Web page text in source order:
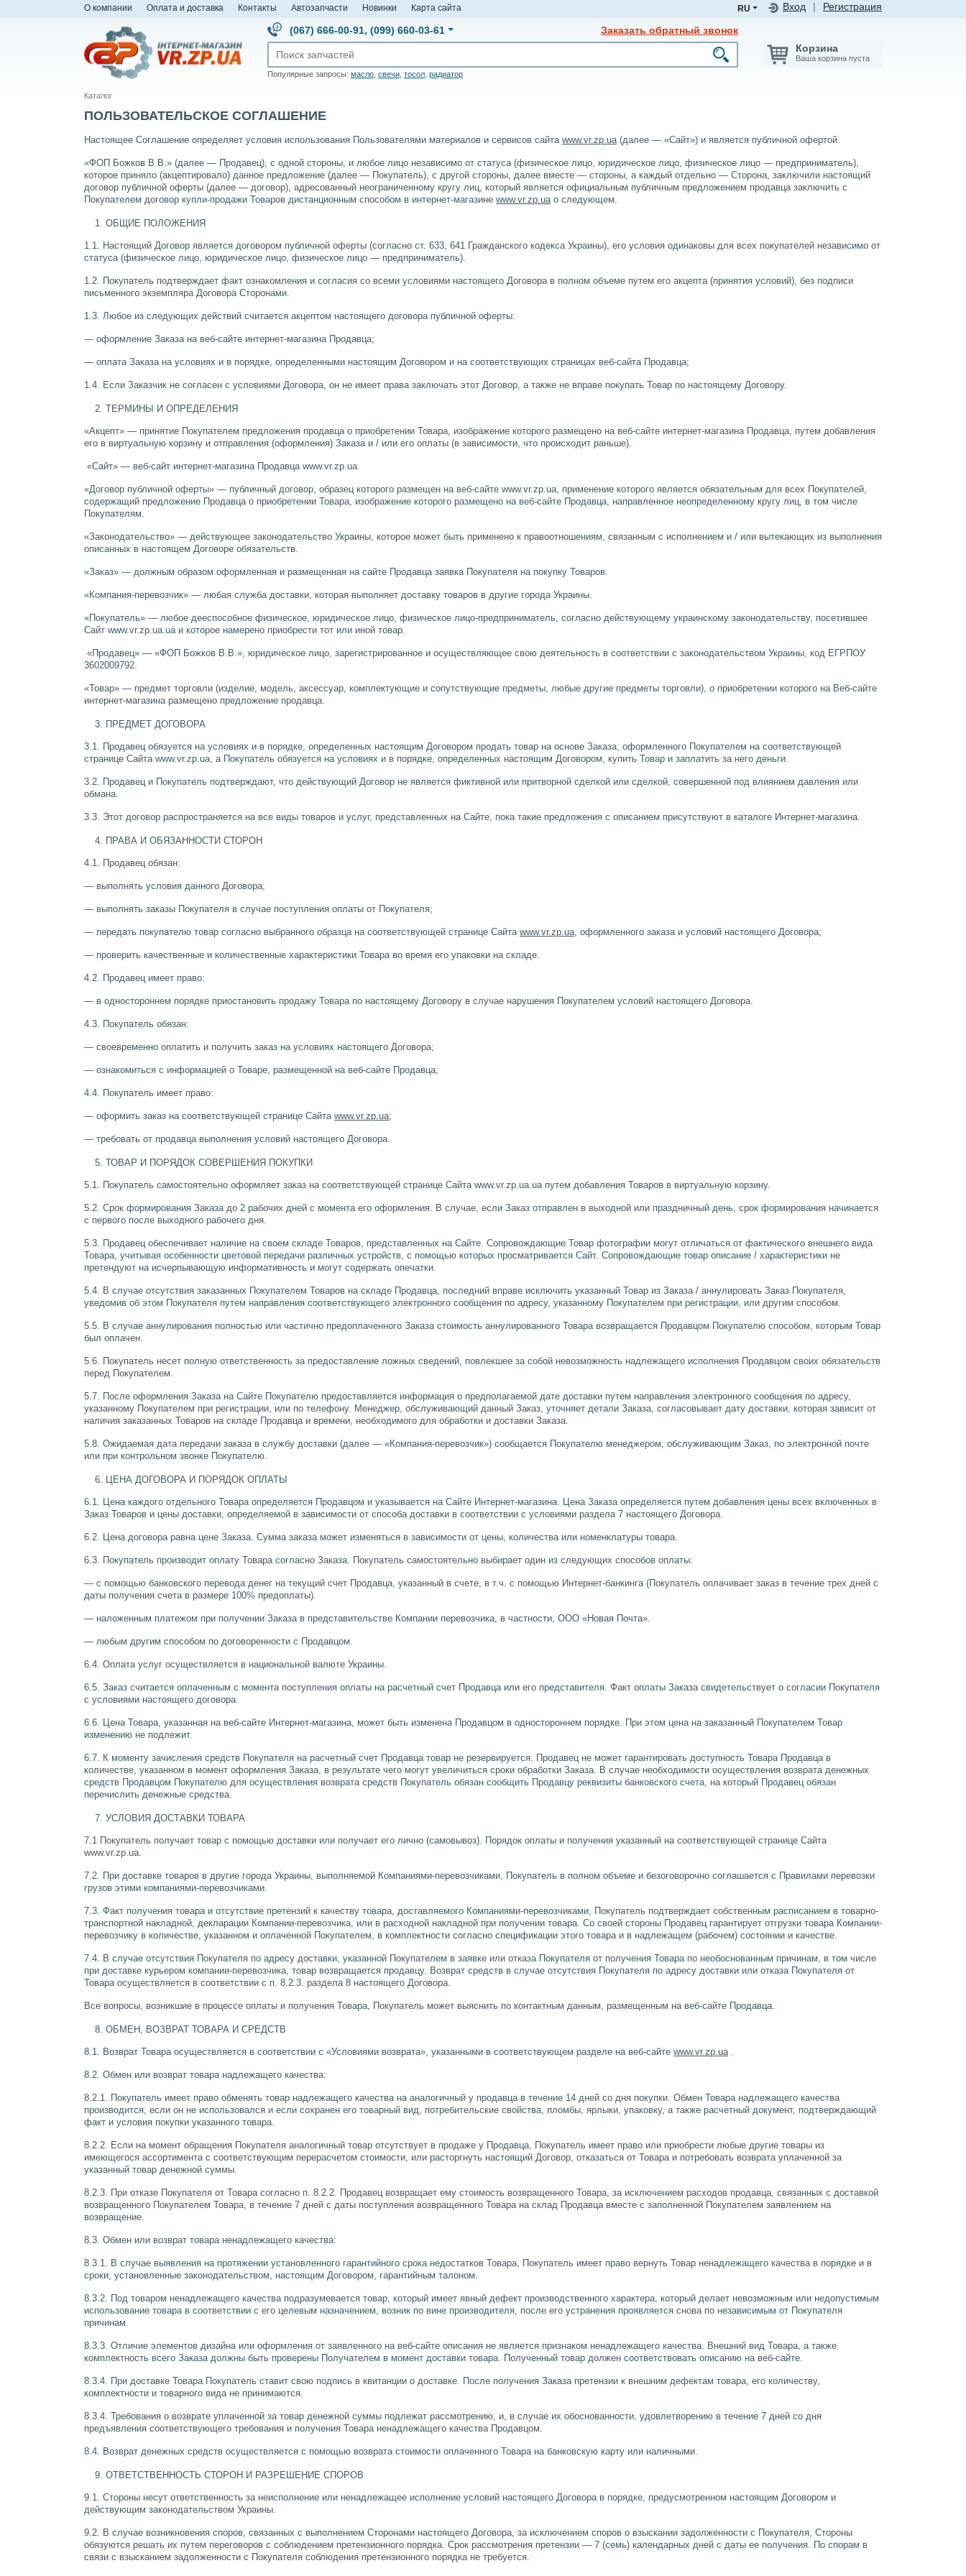
О компании Оплата и доставка Контакты Автозапчасти Новинки Карта сайта Вход Регистрация
RU
(067) 666-00-91, (099) 660-03-61 Заказать обратный звонок
Популярные запросы: масло свечи тосол радиатор
Корзина
Ваша корзина пуста
Каталог
ПОЛЬЗОВАТЕЛЬСКОЕ СОГЛАШЕНИЕ
Настоящее Соглашение определяет условия использования Пользователями материалов и сервисов сайта www.vr.zp.ua(далее — «Сайт») и является публичной офертой.
«ФОП Божков В.В.» (далее — Продавец), с одной стороны, и любое лицо независимо от статуса (физическое лицо, юридическое лицо, физическое лицо — предприниматель),
которое приняло (акцептировало) данное предложение (далее — Покупатель), с другой стороны, далее вместе — стороны, а каждый отдельно — Сторона, заключили настоящий
договор публичной оферты (далее — договор), адресованный неограниченному кругу лиц, который является официальным публичным предложением продавца заключить с
Покупателем договор купли-продажи Товаров дистанционным способом в интернет-магазине www.vr.zp.uaо следующем.
ОБЩИЕ ПОЛОЖЕНИЯ
1.1. Настоящий Договор является договором публичной оферты (согласно ст. 633, 641 Гражданского кодекса Украины), его условия одинаковы для всех покупателей независимо от
статуса (физическое лицо, юридическое лицо, физическое лицо — предприниматель).
1.2. Покупатель подтверждает факт ознакомления и согласия со всеми условиями настоящего Договора в полном объеме путем его акцепта (принятия условий), без подписи
письменного экземпляра Договора Сторонами.
1.3. Любое из следующих действий считается акцептом настоящего договора публичной оферты:
— оформление Заказа на веб-сайте интернет-магазина Продавца;
— оплата Заказа на условиях и в порядке, определенными настоящим Договором и на соответствующих страницах веб-сайта Продавца;
1.4. Если Заказчик не согласен с условиями Договора, он не имеет права заключать этот Договор, а также не вправе покупать Товар по настоящему Договору.
ТЕРМИНЫ И ОПРЕДЕЛЕНИЯ
«Акцепт» — принятие Покупателем предложения продавца о приобретении Товара, изображение которого размещено на веб-сайте интернет-магазина Продавца, путем добавления
его в виртуальную корзину и отправления (оформления) Заказа и / или его оплаты (в зависимости, что происходит раньше).
«Сайт» — веб-сайт интернет-магазина Продавца www.vr.zp.ua.
«Договор публичной оферты» — публичный договор, образец которого размещен на веб-сайте www.vr.zp.ua, применение которого является обязательным для всех Покупателей,
содержащий предложение Продавца о приобретении Товара, изображение которого размещено на веб-сайте Продавца, направленное неопределенному кругу лиц, в том числе
Покупателям.
«Законодательство» — действующее законодательство Украины, которое может быть применено к правоотношениям, связанным с исполнением и / или вытекающих из выполнения
описанных в настоящем Договоре обязательств.
«Заказ» — должным образом оформленная и размещенная на сайте Продавца заявка Покупателя на покупку Товаров.
«Компания-перевозчик» — любая служба доставки, которая выполняет доставку товаров в другие города Украины.
«Покупатель» — любое дееспособное физическое, юридическое лицо, физическое лицо-предприниматель, согласно действующему украинскому законодательству, посетившее
Сайт www.vr.zp.ua.ua и которое намерено приобрести тот или иной товар.
«Продавец» — «ФОП Божков В.В.», юридическое лицо, зарегистрированное и осуществляющее свою деятельность в соответствии с законодательством Украины, код ЕГРПОУ
3602009792.
«Товар» — предмет торговли (изделие, модель, аксессуар, комплектующие и сопутствующие предметы, любые другие предметы торговли), о приобретении которого на Веб-сайте
интернет-магазина размещено предложение продавца.
ПРЕДМЕТ ДОГОВОРА
3.1. Продавец обязуется на условиях и в порядке, определенных настоящим Договором продать товар на основе Заказа, оформленного Покупателем на соответствующей
странице Сайта www.vr.zp.ua, а Покупатель обязуется на условиях и в порядке, определенных настоящим Договором, купить Товар и заплатить за него деньги.
3.2. Продавец и Покупатель подтверждают, что действующий Договор не является фиктивной или притворной сделкой или сделкой, совершенной под влиянием давления или
обмана.
3.3. Этот договор распространяется на все виды товаров и услуг, представленных на Сайте, пока такие предложения с описанием присутствуют в каталоге Интернет-магазина.
ПРАВА И ОБЯЗАННОСТИ СТОРОН
4.1. Продавец обязан:
— выполнять условия данного Договора;
— выполнять заказы Покупателя в случае поступления оплаты от Покупателя;
— передать покупателю товар согласно выбранного образца на соответствующей странице Сайта www.vr.zp.ua, оформленного заказа и условий настоящего Договора;
— проверить качественные и количественные характеристики Товара во время его упаковки на складе.
4.2. Продавец имеет право:
— в одностороннем порядке приостановить продажу Товара по настоящему Договору в случае нарушения Покупателем условий настоящего Договора.
4.3. Покупатель обязан:
— своевременно оплатить и получить заказ на условиях настоящего Договора;
— ознакомиться с информацией о Товаре, размещенной на веб-сайте Продавца;
4.4. Покупатель имеет право:
— оформить заказ на соответствующей странице Сайта www.vr.zp.ua;
— требовать от продавца выполнения условий настоящего Договора.
ТОВАР И ПОРЯДОК СОВЕРШЕНИЯ ПОКУПКИ
5.1. Покупатель самостоятельно оформляет заказ на соответствующей странице Сайта www.vr.zp.ua.ua путем добавления Товаров в виртуальную корзину.
5.2. Срок формирования Заказа до 2 рабочих дней с момента его оформления. В случае, если Заказ отправлен в выходной или праздничный день, срок формирования начинается
с первого после выходного рабочего дня.
5.3. Продавец обеспечивает наличие на своем складе Товаров, представленных на Сайте. Сопровождающие Товар фотографии могут отличаться от фактического внешнего вида
Товара, учитывая особенности цветовой передачи различных устройств, с помощью которых просматривается Сайт. Сопровождающие товар описание / характеристики не
претендуют на исчерпывающую информативность и могут содержать опечатки.
5.4. В случае отсутствия заказанных Покупателем Товаров на складе Продавца, последний вправе исключить указанный Товар из Заказа / аннулировать Заказ Покупателя,
уведомив об этом Покупателя путем направления соответствующего электронного сообщения по адресу, указанному Покупателем при регистрации, или другим способом.
5.5. В случае аннулирования полностью или частично предоплаченного Заказа стоимость аннулированного Товара возвращается Продавцом Покупателю способом, которым Товар
был оплачен.
5.6. Покупатель несет полную ответственность за предоставление ложных сведений, повлекшее за собой невозможность надлежащего исполнения Продавцом своих обязательств
перед Покупателем.
5.7. После оформления Заказа на Сайте Покупателю предоставляется информация о предполагаемой дате доставки путем направления электронного сообщения по адресу,
указанному Покупателем при регистрации, или по телефону. Менеджер, обслуживающий данный Заказ, уточняет детали Заказа, согласовывает дату доставки, которая зависит от
наличия заказанных Товаров на складе Продавца и времени, необходимого для обработки и доставки Заказа.
5.8. Ожидаемая дата передачи заказа в службу доставки (далее — «Компания-перевозчик») сообщается Покупателю менеджером, обслуживающим Заказ, по электронной почте
или при контрольном звонке Покупателю.
ЦЕНА ДОГОВОРА И ПОРЯДОК ОПЛАТЫ
6.1. Цена каждого отдельного Товара определяется Продавцом и указывается на Сайте Интернет-магазина. Цена Заказа определяется путем добавления цены всех включенных в
Заказ Товаров и цены доставки, определяемой в зависимости от способа доставки в соответствии с условиями раздела 7 настоящего Договора.
6.2. Цена договора равна цене Заказа. Сумма заказа может изменяться в зависимости от цены, количества или номенклатуры товара.
6.3. Покупатель производит оплату Товара согласно Заказа. Покупатель самостоятельно выбирает один из следующих способов оплаты:
— с помощью банковского перевода денег на текущий счет Продавца, указанный в счете, в т.ч. с помощью Интернет-банкинга (Покупатель оплачивает заказ в течение трех дней с
даты получения счета в размере 100% предоплаты).
— наложенным платежом при получении Заказа в представительстве Компании перевозчика, в частности, ООО «Новая Почта».
— любым другим способом по договоренности с Продавцом.
6.4. Оплата услуг осуществляется в национальной валюте Украины.
6.5. Заказ считается оплаченным с момента поступления оплаты на расчетный счет Продавца или его представителя. Факт оплаты Заказа свидетельствует о согласии Покупателя
с условиями настоящего договора.
6.6. Цена Товара, указанная на веб-сайте Интернет-магазина, может быть изменена Продавцом в одностороннем порядке. При этом цена на заказанный Покупателем Товар
изменению не подлежит.
6.7. К моменту зачисления средств Покупателя на расчетный счет Продавца товар не резервируется. Продавец не может гарантировать доступность Товара Продавца в
количестве, указанном в момент оформления Заказа, в результате чего могут увеличиться сроки обработки Заказа. В случае необходимости осуществления возврата денежных
средств Продавцом Покупателю для осуществления возврата средств Покупатель обязан сообщить Продавцу реквизиты банковского счета, на который Продавец обязан
перечислить денежные средства.
УСЛОВИЯ ДОСТАВКИ ТОВАРА
7.1 Покупатель получает товар с помощью доставки или получает его лично (самовывоз). Порядок оплаты и получения указанный на соответствующей странице Сайта
www.vr.zp.ua.
7.2. При доставке товаров в другие города Украины, выполняемой Компаниями-перевозчиками, Покупатель в полном объеме и безоговорочно соглашается с Правилами перевозки
грузов этими компаниями-перевозчиками.
7.3. Факт получения товара и отсутствие претензий к качеству товара, доставляемого Компаниями-перевозчиками, Покупатель подтверждает собственным расписанием в товарно-
транспортной накладной, декларации Компании-перевозчика, или в расходной накладной при получении товара. Со своей стороны Продавец гарантирует отгрузки товара Компании-
перевозчику в количестве, указанном и оплаченной Покупателем, в комплектности согласно спецификации этого товара и в надлежащем (рабочем) состоянии и качестве.
7.4. В случае отсутствия Покупателя по адресу доставки, указанной Покупателем в заявке или отказа Покупателя от получения Товара по необоснованным причинам, в том числе
при доставке курьером компании-перевозчика, товар возвращается продавцу. Возврат средств в случае отсутствия Покупателя по адресу доставки или отказа Покупателя от
Товара осуществляется в соответствии с п. 8.2.3. раздела 8 настоящего Договора.
Все вопросы, возникшие в процессе оплаты и получения Товара, Покупатель может выяснить по контактным данным, размещенным на веб-сайте Продавца.
ОБМЕН, ВОЗВРАТ ТОВАРА И СРЕДСТВ
8.1. Возврат Товара осуществляется в соответствии с «Условиями возврата», указанными в соответствующем разделе на веб-сайте www.vr.zp.ua.
8.2. Обмен или возврат товара надлежащего качества:
8.2.1. Покупатель имеет право обменять товар надлежащего качества на аналогичный у продавца в течение 14 дней со дня покупки. Обмен Товара надлежащего качества
производится, если он не использовался и если сохранен его товарный вид, потребительские свойства, пломбы, ярлыки, упаковку, а также расчетный документ, подтверждающий
факт и условия покупки указанного товара.
8.2.2. Если на момент обращения Покупателя аналогичный товар отсутствует в продаже у Продавца, Покупатель имеет право или приобрести любые другие товары из
имеющегося ассортимента с соответствующим перерасчетом стоимости, или расторгнуть настоящий Договор, отказаться от Товара и потребовать возврата уплаченной за
указанный товар денежной суммы.
8.2.3. При отказе Покупателя от Товара согласно п. 8.2.2. Продавец возвращает ему стоимость возвращенного Товара, за исключением расходов продавца, связанных с доставкой
возвращенного Покупателем Товара, в течение 7 дней с даты поступления возвращенного Товара на склад Продавца вместе с заполненной Покупателем заявлением на
возвращение.
8.3. Обмен или возврат товара ненадлежащего качества:
8.3.1. В случае выявления на протяжении установленного гарантийного срока недостатков Товара, Покупатель имеет право вернуть Товар ненадлежащего качества в порядке и в
сроки, установленные законодательством, настоящим Договором, гарантийным талоном.
8.3.2. Под товаром ненадлежащего качества подразумевается товар, который имеет явный дефект производственного характера, который делает невозможным или недопустимым
использование товара в соответствии с его целевым назначением, возник по вине производителя, после его устранения проявляется снова по независимым от Покупателя
причинам.
8.3.3. Отличие элементов дизайна или оформления от заявленного на веб-сайте описания не является признаком ненадлежащего качества. Внешний вид Товара, а также
комплектность всего Заказа должны быть проверены Получателем в момент доставки товара. Полученный товар должен соответствовать описанию на веб-сайте.
8.3.4. При доставке Товара Покупатель ставит свою подпись в квитанции о доставке. После получения Заказа претензии к внешним дефектам товара, его количеству,
комплектности и товарного вида не принимаются.
8.3.4. Требования о возврате уплаченной за товар денежной суммы подлежат рассмотрению, и, в случае их обоснованности, удовлетворению в течение 7 дней со дня
предъявления соответствующего требования и получения Товара ненадлежащего качества Продавцом.
8.4. Возврат денежных средств осуществляется с помощью возврата стоимости оплаченного Товара на банковскую карту или наличными.
ОТВЕТСТВЕННОСТЬ СТОРОН И РАЗРЕШЕНИЕ СПОРОВ
9.1. Стороны несут ответственность за неисполнение или ненадлежащее исполнение условий настоящего Договора в порядке, предусмотренном настоящим Договором и
действующим законодательством Украины.
9.2. В случае возникновения споров, связанных с выполнением Сторонами настоящего Договора, за исключением споров о взыскании задолженности с Покупателя, Стороны
обязуются решать их путем переговоров с соблюдением претензионного порядка. Срок рассмотрения претензии — 7 (семь) календарных дней с даты ее получения. По спорам в
связи с взысканием задолженности с Покупателя соблюдения претензионного порядка не требуется.